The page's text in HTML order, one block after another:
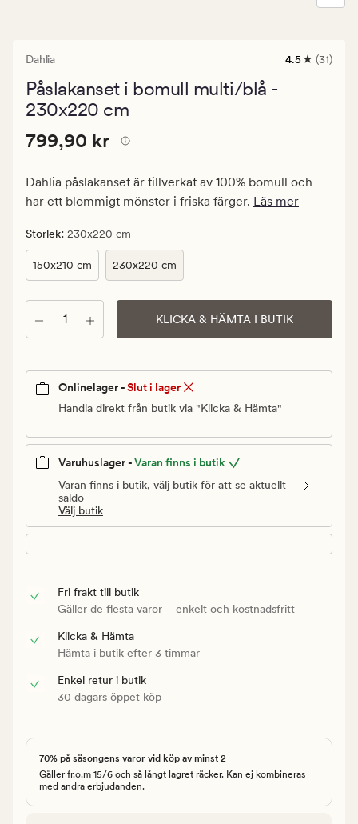
Dahlia
31
4.5 (31)
Påslakanset i bomull multi/blå -
230x220 cm
Pris
799,90
Ordinarie
799,90
kr
Pris 799,90 kr
799,90 kr
Dahlia påslakanset är tillverkat av 100% bomull och
har ett blommigt mönster i friska färger. Läs mer
Storlek: 230x220 cm
150x210 cm 230x220 cm
Antal KLICKA & HÄMTA I BUTIK
Onlinelager -Slut i lager
Handla direkt från butik via "Klicka & Hämta"
Varuhuslager -Varan finns i butik
Varan finns i butik, välj butik för att se aktuellt
saldo
Välj butik
Fri frakt till butik
Gäller de flesta varor – enkelt och kostnadsfritt
Klicka & Hämta
Hämta i butik efter 3 timmar
Enkel retur i butik
30 dagars öppet köp
70% på säsongens varor vid köp av minst 2
Gäller fr.o.m 15/6 och så långt lagret räcker. Kan ej kombineras
med andra erbjudanden.